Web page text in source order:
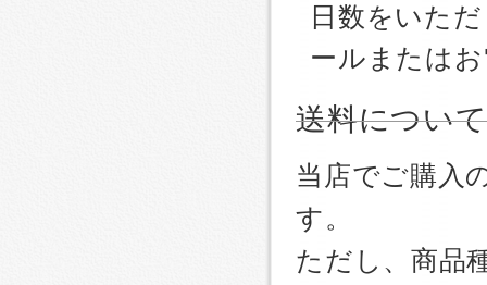
日数をいた
ールまたは
送料について
当店でご購入
す。
ただし、商品